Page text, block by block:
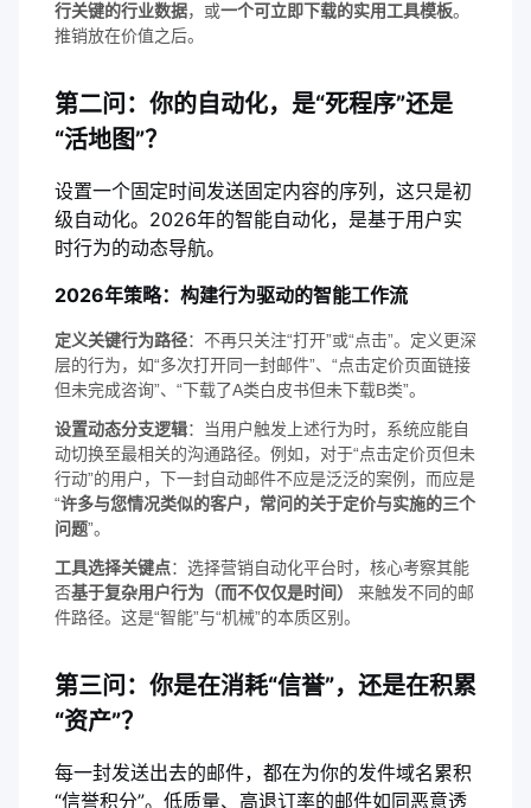
行关键的行业数据，或一个可立即下载的实用工具模板。
推销放在价值之后。
第二问：你的自动化，是“死程序”还是
“活地图”？
设置一个固定时间发送固定内容的序列，这只是初
级自动化。2026年的智能自动化，是基于用户实
时行为的动态导航。
2026年策略：构建行为驱动的智能工作流
定义关键行为路径：不再只关注“打开”或“点击”。定义更深
层的行为，如“多次打开同一封邮件”、“点击定价页面链接
但未完成咨询”、“下载了A类白皮书但未下载B类”。
设置动态分支逻辑：当用户触发上述行为时，系统应能自
动切换至最相关的沟通路径。例如，对于“点击定价页但未
行动”的用户，下一封自动邮件不应是泛泛的案例，而应是
“许多与您情况类似的客户，常问的关于定价与实施的三个
问题”。
工具选择关键点：选择营销自动化平台时，核心考察其能
否基于复杂用户行为（而不仅仅是时间）
来触发不同的邮
件路径。这是“智能”与“机械”的本质区别。
第三问：你是在消耗“信誉”，还是在积累
“资产”？
每一封发送出去的邮件，都在为你的发件域名累积
“信誉积分”。低质量、高退订率的邮件如同恶意透